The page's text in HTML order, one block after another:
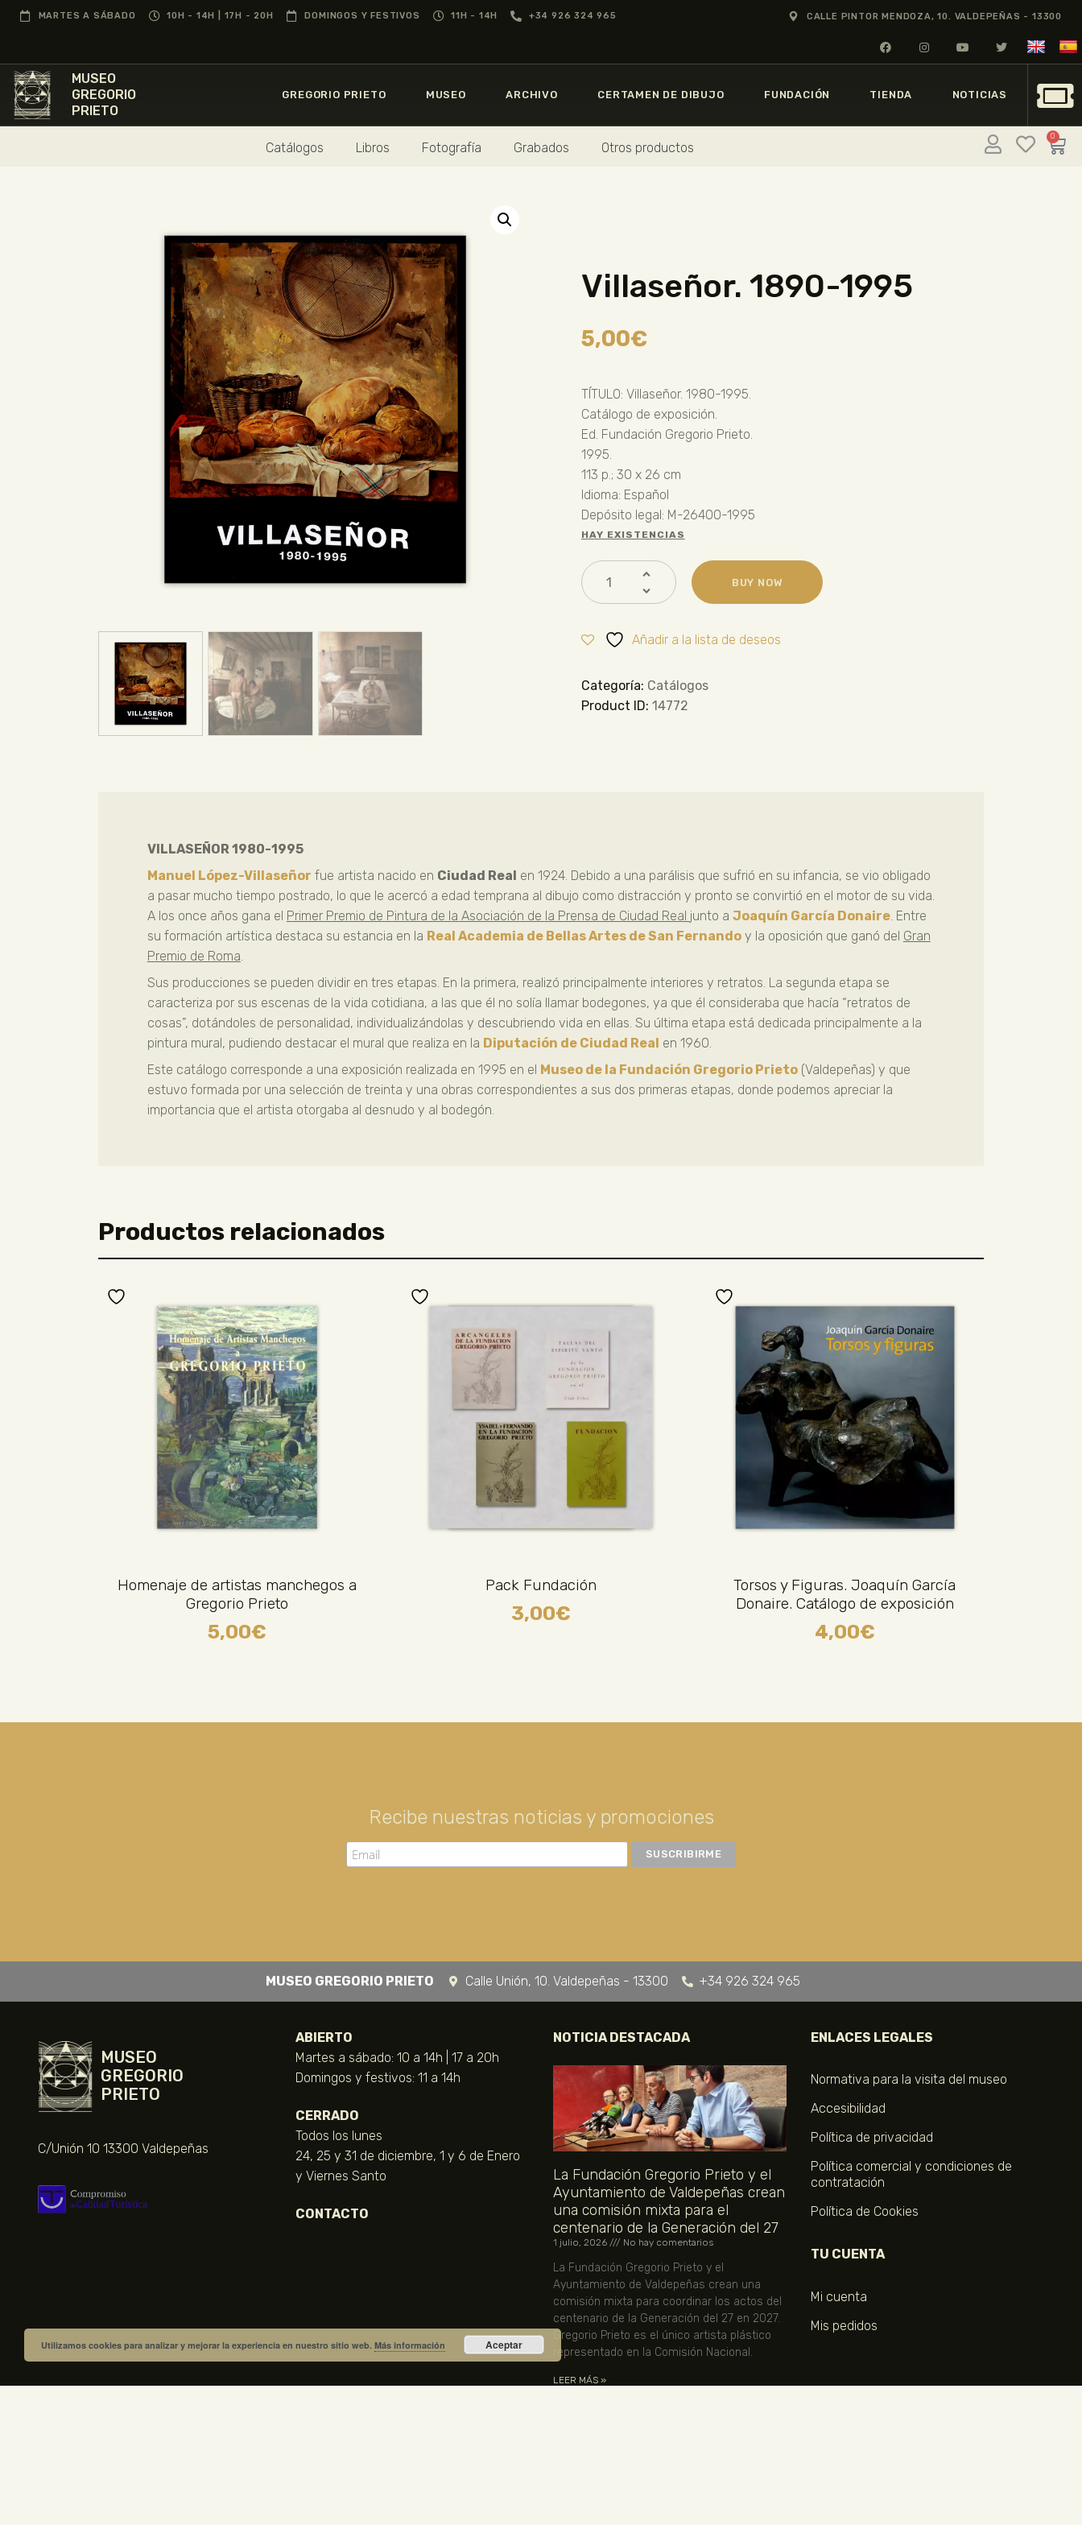
MARTES A SÁBADO 10H - 14H | 17H - 20H DOMINGOS Y FESTIVOS 11H - 14H +34 926 324 965 CALLE PINTOR MENDOZA, 10. VALDEPEÑAS - 13300
MUSEO
GREGORIO
PRIETO
GREGORIO PRIETO MUSEO ARCHIVO CERTAMEN DE DIBUJO FUNDACIÓN TIENDA NOTICIAS
Catálogos Libros Fotografía Grabados Otros productos
0
MUSEO
PRIETO
GREGORIO PRIETO
MUSEO
ARCHIVO
CERTAMEN DE
FUNDACIÓN
TIENDA
NOTICIAS
Villaseñor. 1890-1995
5,00€
TÍTULO: Villaseñor. 1980-1995.
Catálogo de exposición.
Ed. Fundación Gregorio Prieto.
1995.
113 p.; 30 x 26 cm
Idioma: Español
Depósito legal: M-26400-1995
HAY EXISTENCIAS
BUY NOW
Añadir a la lista de deseos
Categoría: Catálogos
Product ID: 14772
VILLASEÑOR 1980-1995
Manuel López-Villaseñor fue artista nacido en Ciudad Real en 1924. Debido a una parálisis que sufrió en su infancia, se vio obligado
a pasar mucho tiempo postrado, lo que le acercó a edad temprana al dibujo como distracción y pronto se convirtió en el motor de su vida.
A los once años gana el Primer Premio de Pintura de la Asociación de la Prensa de Ciudad Real junto a Joaquín García Donaire. Entre
su formación artística destaca su estancia en la Real Academia de Bellas Artes de San Fernandoy la oposición que ganó del Gran
Premio de Roma.
Sus producciones se pueden dividir en tres etapas. En la primera, realizó principalmente interiores y retratos. La segunda etapa se
caracteriza por sus escenas de la vida cotidiana, a las que él no solía llamar bodegones, ya que él consideraba que hacía “retratos de
cosas”, dotándoles de personalidad, individualizándolas y descubriendo vida en ellas. Su última etapa está dedicada principalmente a la
pintura mural, pudiendo destacar el mural que realiza en la Diputación de Ciudad Real en 1960.
Este catálogo corresponde a una exposición realizada en 1995 en el Museo de la Fundación Gregorio Prieto(Valdepeñas) y que
estuvo formada por una selección de treinta y una obras correspondientes a sus dos primeras etapas, donde podemos apreciar la
importancia que el artista otorgaba al desnudo y al bodegón.
Productos relacionados
Homenaje de artistas manchegos a
Gregorio Prieto
5,00€
Pack Fundación
3,00€
Torsos y Figuras. Joaquín García
Donaire. Catálogo de exposición
4,00€
Recibe nuestras noticias y promociones
MUSEO GREGORIO PRIETO Calle Unión, 10. Valdepeñas - 13300 +34 926 324 965
MUSEO
GREGORIO
PRIETO
C/Unión 10 13300 Valdepeñas
ABIERTO
Martes a sábado: 10 a 14h | 17 a 20h
Domingos y festivos: 11 a 14h
CERRADO
Todos los lunes
24, 25 y 31 de diciembre, 1 y 6 de Enero
y Viernes Santo
CONTACTO
NOTICIA DESTACADA
La Fundación Gregorio Prieto y el
Ayuntamiento de Valdepeñas crean
una comisión mixta para el
centenario de la Generación del 27
1 julio, 2026 No hay comentarios
La Fundación Gregorio Prieto y el
Ayuntamiento de Valdepeñas crean una
comisión mixta para coordinar los actos del
centenario de la Generación del 27 en 2027.
Gregorio Prieto es el único artista plástico
representado en la Comisión Nacional.
LEER MÁS »
ENLACES LEGALES
Normativa para la visita del museo
Accesibilidad
Política de privacidad
Política comercial y condiciones de
contratación
Política de Cookies
TU CUENTA
Mi cuenta
Mis pedidos
Utilizamos cookies para analizar y mejorar la experiencia en nuestro sitio web. Más información Aceptar